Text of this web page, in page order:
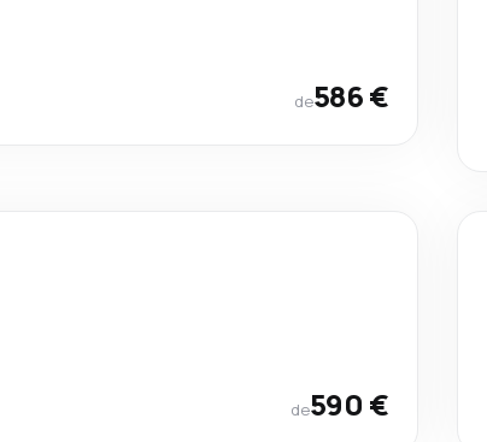
de586 €
de590 €